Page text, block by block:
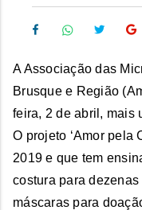
A Associação das
Brusque e Região
feira, 2 de abril, mais
O projeto ‘Amor pela
2019 e que tem
costura para
máscaras para